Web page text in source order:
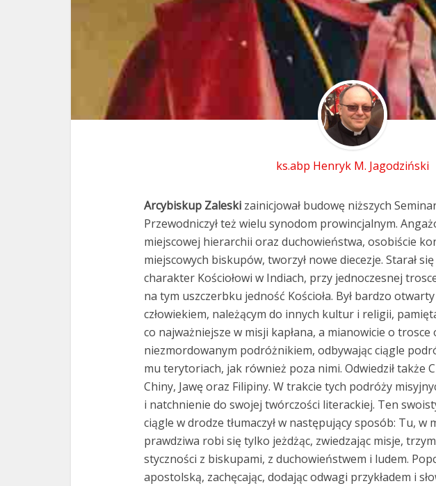
ks.abp Henryk M. Jagodziński
Arcybiskup Zaleski zainicjował budowę niższych
Przewodniczył też wielu synodom prowincjalnym.
miejscowej hierarchii oraz duchowieństwa, osobiście
miejscowych biskupów, tworzył nowe diecezje. Starał
charakter Kościołowi w Indiach, przy jednoczesnej
na tym uszczerbku jedność Kościoła. Był bardzo
człowiekiem, należącym do innych kultur i religii,
co najważniejsze w misji kapłana, a mianowicie o trosce
niezmordowanym podróżnikiem, odbywając ciągle
mu terytoriach, jak również poza nimi. Odwiedził także
Chiny, Jawę oraz Filipiny. W trakcie tych podróży
i natchnienie do swojej twórczości literackiej. Ten
ciągle w drodze tłumaczył w następujący sposób: Tu, w
prawdziwa robi się tylko jeżdżąc, zwiedzając misje,
styczności z biskupami, z duchowieństwem i ludem.
apostolską, zachęcając, dodając odwagi przykładem i